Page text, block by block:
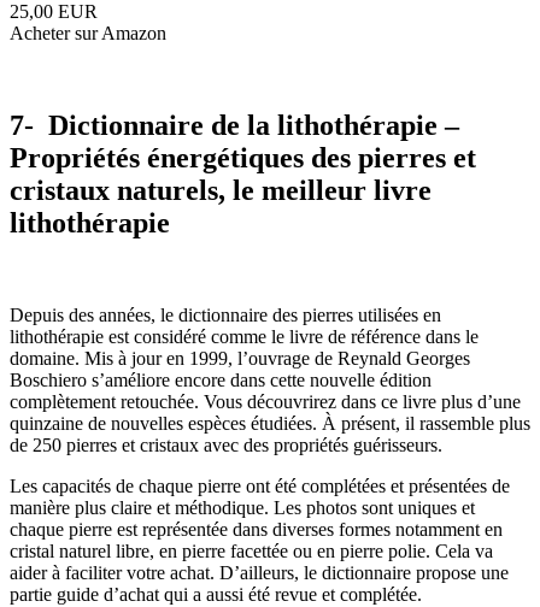
25,00 EUR
Acheter sur Amazon
7- Dictionnaire de la lithothérapie –
Propriétés énergétiques des pierres et
cristaux naturels, le meilleur livre
lithothérapie
Depuis des années, le dictionnaire des pierres utilisées en
lithothérapie est considéré comme le livre de référence dans le
domaine. Mis à jour en 1999, l’ouvrage de Reynald Georges
Boschiero s’améliore encore dans cette nouvelle édition
complètement retouchée. Vous découvrirez dans ce livre plus d’une
quinzaine de nouvelles espèces étudiées. À présent, il rassemble plus
de 250 pierres et cristaux avec des propriétés guérisseurs.
Les capacités de chaque pierre ont été complétées et présentées de
manière plus claire et méthodique. Les photos sont uniques et
chaque pierre est représentée dans diverses formes notamment en
cristal naturel libre, en pierre facettée ou en pierre polie. Cela va
aider à faciliter votre achat. D’ailleurs, le dictionnaire propose une
partie guide d’achat qui a aussi été revue et complétée.